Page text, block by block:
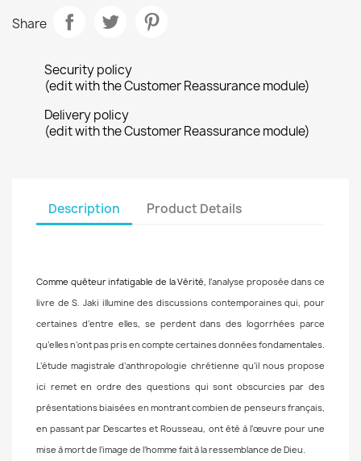
Share
Security policy
(edit with the Customer Reassurance module)
Delivery policy
(edit with the Customer Reassurance module)
Description Product Details
Comme quêteur infatigable de la Vérité, l’analyse proposée dans ce
livre de S. Jaki illumine des discussions contemporaines qui, pour
certaines d’entre elles, se perdent dans des logorrhées parce
qu’elles n’ont pas pris en compte certaines données fondamentales.
L’étude magistrale d’anthropologie chrétienne qu’il nous propose
ici remet en ordre des questions qui sont obscurcies par des
présentations biaisées en montrant combien de penseurs français,
en passant par Descartes et Rousseau, ont été à l’œuvre pour une
mise à mort de l’image de l’homme fait à la ressemblance de Dieu.